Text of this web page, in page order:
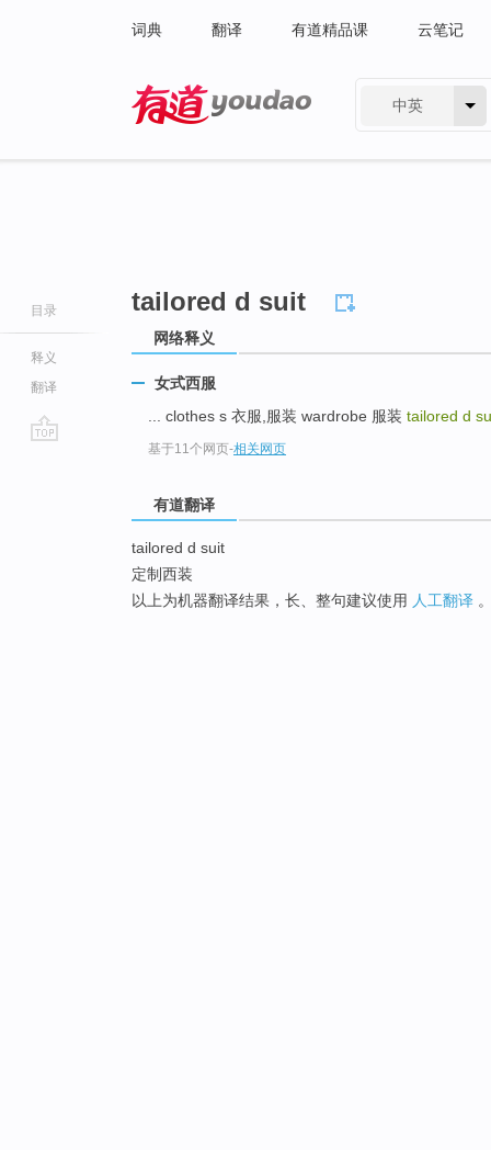
词典 翻译 有道精品课 云笔记
中英
目录
释义
翻译
tailored d suit
网络释义
女式西服
... clothes s 衣服,服装 wardrobe 服装 tailored d
基于11个网页-相关网页
有道翻译
tailored d suit
定制西装
以上为机器翻译结果，长、整句建议使用 人工翻译